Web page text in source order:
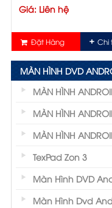
Giá: Liên hệ
Đặt Hàng Chi
MÀN HÌNH DVD
MÀN HÌNH
MÀN HÌNH
MÀN HÌNH
TexPad Zon 3
Màn Hình DVD
Màn Hình Dvd